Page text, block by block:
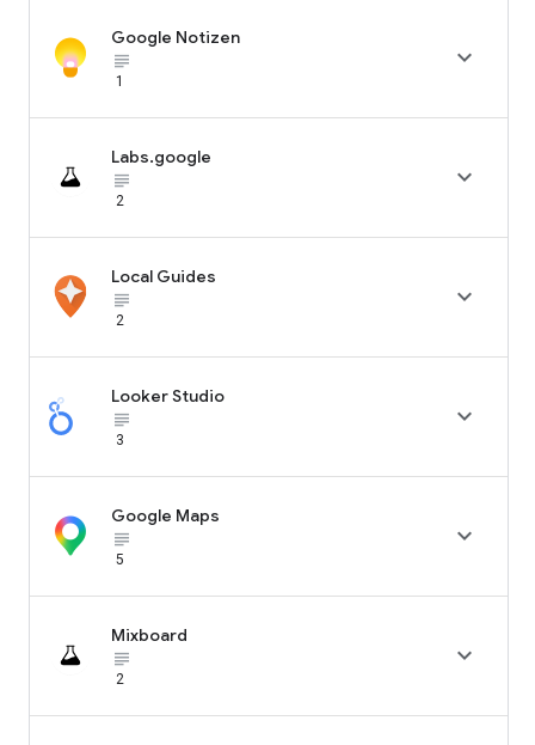
Google Notizen
subject_black
1

Labs.google
subject_black
2

Local Guides
subject_black
2

Looker Studio
subject_black
3

Google Maps
subject_black
5

Mixboard
subject_black
2
